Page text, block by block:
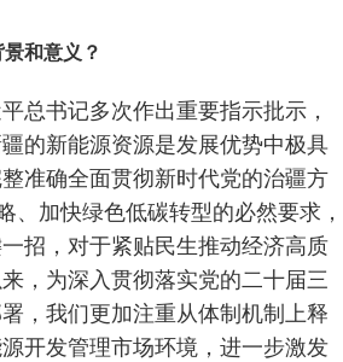
和意义？
总书记多次作出重要指示批示，
的新能源资源是发展优势中极具
准确全面贯彻新时代党的治疆方
、加快绿色低碳转型的必然要求，
招，对于紧贴民生推动经济高质
，为深入贯彻落实党的二十届三
，我们更加注重从体制机制上释
开发管理市场环境，进一步激发